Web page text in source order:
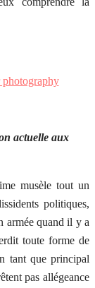
actuelle aux
musèle tout un
politiques,
armée quand il y a
toute forme de
tant que principal
pas allégeance